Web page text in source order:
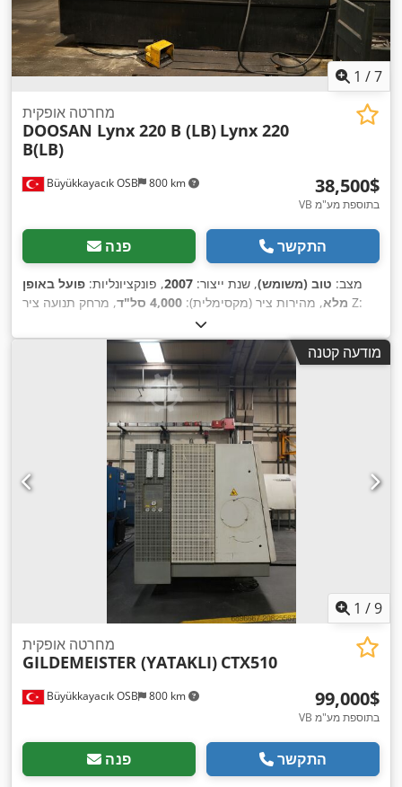
1 /7
Büyükkayacık OSB 800 km
מחרטה אופקית
DOOSAN Lynx 220 B (LB) Lynx 220
B(LB)
‏38,500 ‏$
VB בתוספת מע"מ
פנה התקשר
מצב: טוב (משומש), שנת ייצור: 2007, פונקציונליות: פועל באופן
מלא, מהירות ציר (מקסימלית): 4,000 סל"ד
, מרחק תנועה ציר Z:
מודעה קטנה
1 /9
Büyükkayacık OSB 800 km
מחרטה אופקית
GILDEMEISTER (YATAKLI) CTX510
‏99,000 ‏$
VB בתוספת מע"מ
פנה התקשר